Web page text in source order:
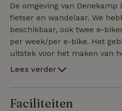
grens en nabij steden zoals
Nordhorn. Vanuit hier zijn er
fietsroutes. Het park zelf
voorzieningen, zoals een
binnen- en
en recreatieactiviteiten en
toegestaan. Geen
De omgeving van Denekamp
fietser en wandelaar. We
beschikbaar, ook twee e-
per week/per e-bike. Het
uitstek voor het maken van
wandeltochten. Het
uitgestrekte bossen met
meanderende Dinkel
Lees verder
Faciliteiten